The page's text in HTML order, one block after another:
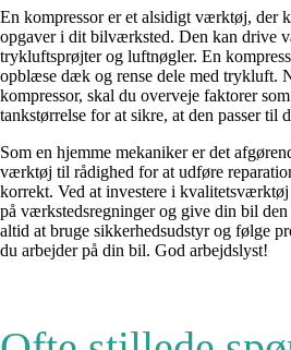
En kompressor er et alsidigt værktøj, der
opgaver i dit bilværksted. Den kan drive
trykluftsprøjter og luftnøgler. En
opblæse dæk og rense dele med trykluft.
kompressor, skal du overveje faktorer
tankstørrelse for at sikre, at den passer til
Som en hjemme mekaniker er det
værktøj til rådighed for at udføre
korrekt. Ved at investere i
på værkstedsregninger og give din bil
altid at bruge sikkerhedsudstyr og følge
du arbejder på din bil. God arbejdslyst!